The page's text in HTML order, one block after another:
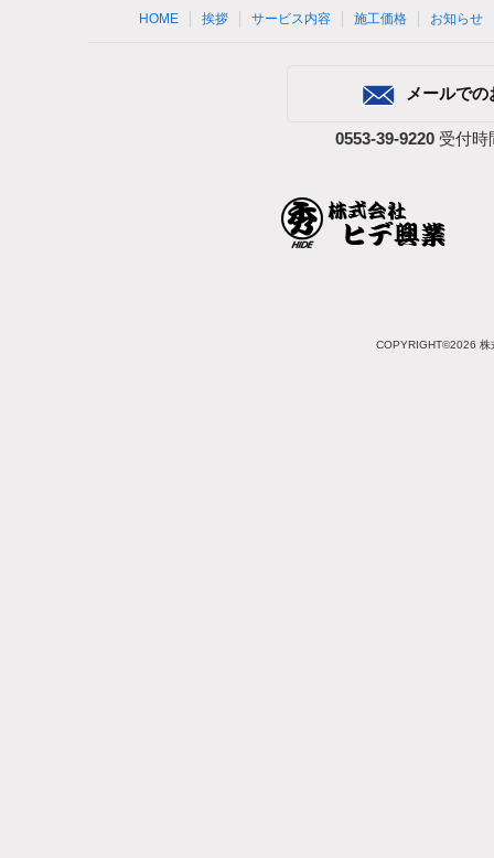
HOME 挨拶 サービス内容 施工価格 お知らせ
メールで
0553-39-9220 受付時
COPYRIGHT©2026 株